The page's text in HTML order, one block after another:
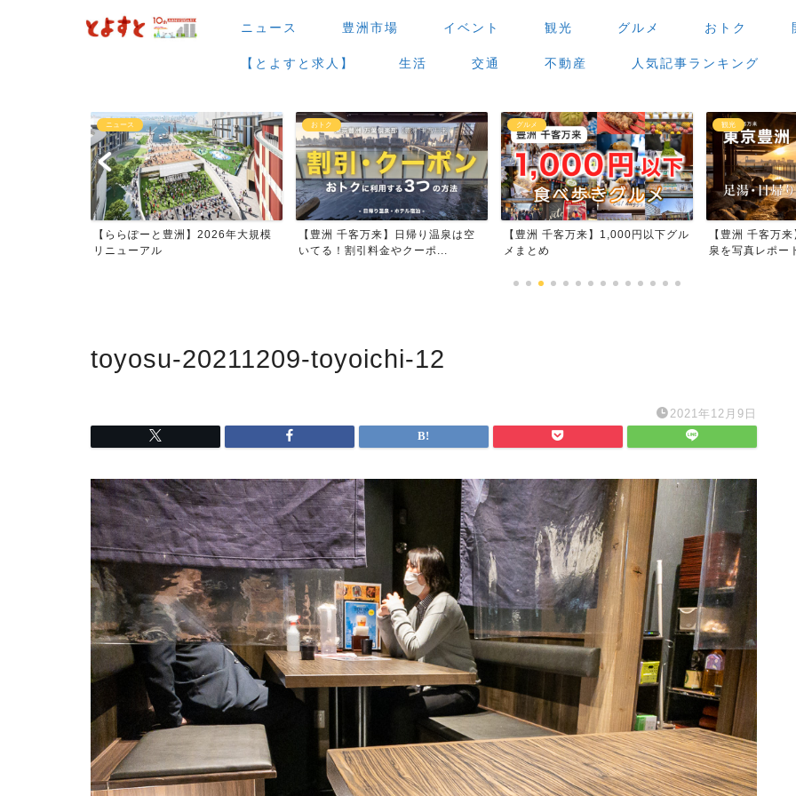
ニュース 豊洲市場 イベント 観光 グルメ おトク
【とよすと求人】 生活 交通 不動産 人気記事ランキング
ニュース
【ららぽーと豊洲】2026年大規模
リニューアル
おトク
【豊洲 千客万来】日帰り温泉は空
いてる！割引料金やクーポ...
グルメ
【豊洲 千客万来】1,000円以下グル
メまとめ
観光
【豊洲 千客万
泉を写真レポー
toyosu-20211209-toyoichi-12
2021年12月9日